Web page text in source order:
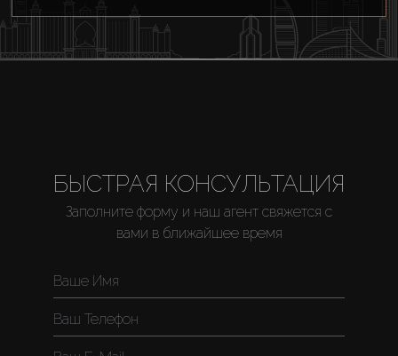
БЫСТРАЯ КОНСУЛЬТАЦИЯ
Заполните форму и наш агент свяжется с
вами в ближайшее время